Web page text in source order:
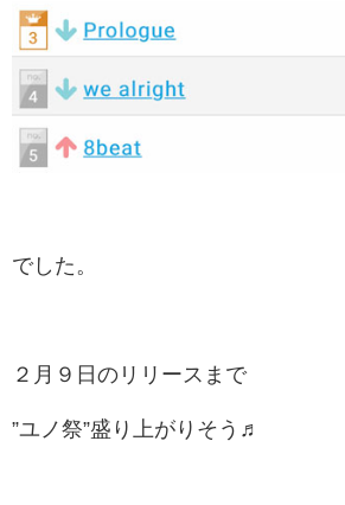
でした。
２月９日のリリースまで
”ユノ祭”盛り上がりそう♬